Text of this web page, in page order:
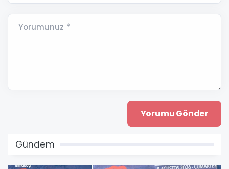
Yorumunuz *
Gündem